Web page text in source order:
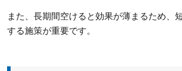
また、長期間空けると効果が薄まるため、
する施策が重要です。